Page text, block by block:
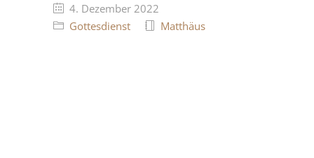
4. Dezember 2022
Gottesdienst
Matthäus